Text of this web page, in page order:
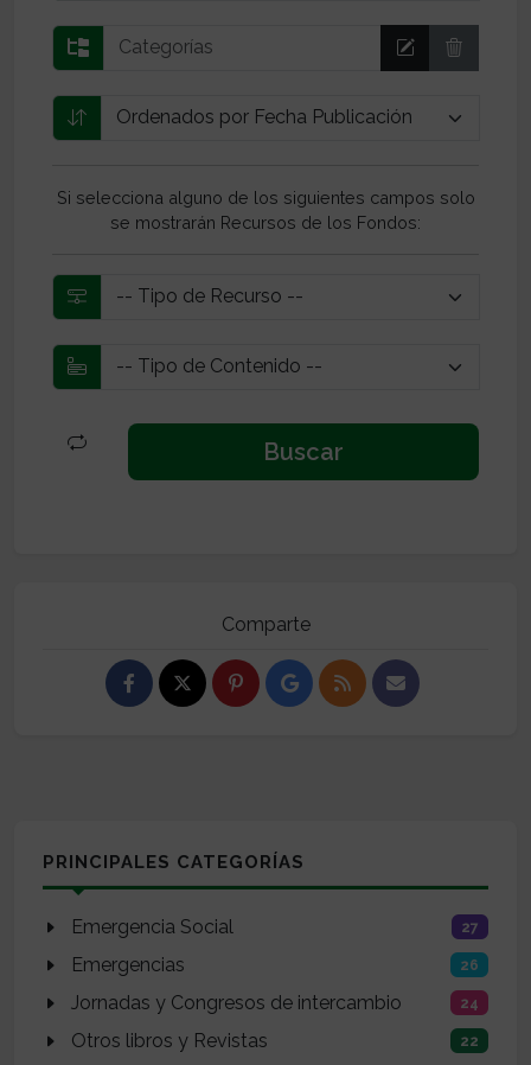
Si selecciona alguno de los siguientes campos solo
se mostrarán Recursos de los Fondos:
Comparte
PRINCIPALES CATEGORÍAS
Emergencia Social 27
Emergencias 26
Jornadas y Congresos de intercambio 24
Otros libros y Revistas 22